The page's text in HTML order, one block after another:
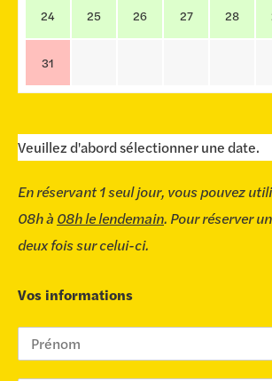
24 25 26 27 28
31
Veuillez d'abord sélectionner une date.
En réservant 1 seul jour, vous pouvez
08h à 08h le lendemain. Pour réserver
deux fois sur celui-ci.
Vos informations